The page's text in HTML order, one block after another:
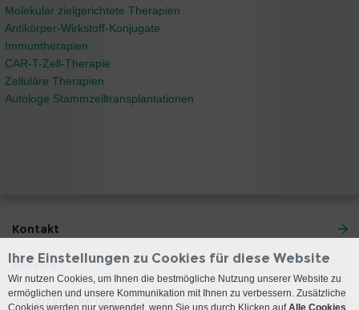
Molekular zielgerichtete Therapien
Antikörper-Wirkstoff-Konjugate
Immuntherapien
CAR-T-Zell-Therapie
Zelluläre Therapien
Autologe Stammzelltransplantationen
Kontakt
Anreise
Sie erreichen uns
Ihre Einstellungen zu Cookies für diese Website
Wir nutzen Cookies, um Ihnen die bestmögliche Nutzung unserer Website zu
ermöglichen und unsere Kommunikation mit Ihnen zu verbessern. Zusätzliche
Cookies werden nur verwendet, wenn Sie uns durch Klicken aufAlle Cookies